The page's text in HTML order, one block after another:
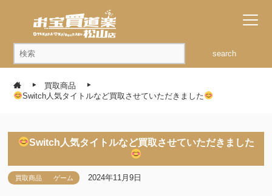
search
買取商品
Switch人気タイトルなど買取させていただきました
Switch人気タイトルなど買取させていただきました
買取商品 ゲーム 2024年11月9日